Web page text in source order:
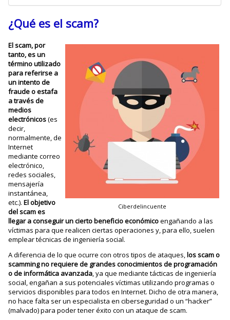
¿Qué es el scam?
Ciberdelincuente
El scam, por
tanto, es un
término utilizado
para referirse a
un intento de
fraude o estafa
a través de
medios
electrónicos(es
decir,
normalmente, de
Internet
mediante correo
electrónico,
redes sociales,
mensajería
instantánea,
etc.).El objetivo
del scam es
llegar a conseguir un cierto beneficio económicoengañando a las
víctimas para que realicen ciertas operaciones y, para ello, suelen
emplear técnicas de ingeniería social.
A diferencia de lo que ocurre con otros tipos de ataques,los scam o
scamming no requiere de grandes conocimientos de programación
o de informática avanzada, ya que mediante tácticas de ingeniería
social, engañan a sus potenciales víctimas utilizando programas o
servicios disponibles para todos en Internet. Dicho de otra manera,
no hace falta ser un especialista en ciberseguridad o un “hacker”
(malvado) para poder tener éxito con un ataque de scam.